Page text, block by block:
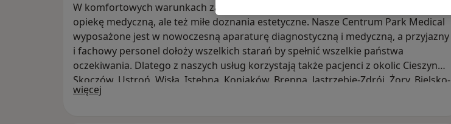
W komfortowych warunkach zapewniamy Państwu nie tylko specjalistyczną
opiekę medyczną, ale też miłe doznania estetyczne. Nasze Centrum Park Medical
wyposażone jest w nowoczesną aparaturę diagnostyczną i medyczną, a przyjazny
i fachowy personel dołoży wszelkich starań by spełnić wszelkie państwa
oczekiwania. Dlatego z naszych usług korzystają także pacjenci z okolic Cieszyna:
Skoczów, Ustroń, Wisła, Istebna, Koniaków, Brenna, Jastrzębie-Zdrój, Żory, Bielsko-
Biała, Zebrzydowice oraz wielu pacjentów z Czech.
więcej